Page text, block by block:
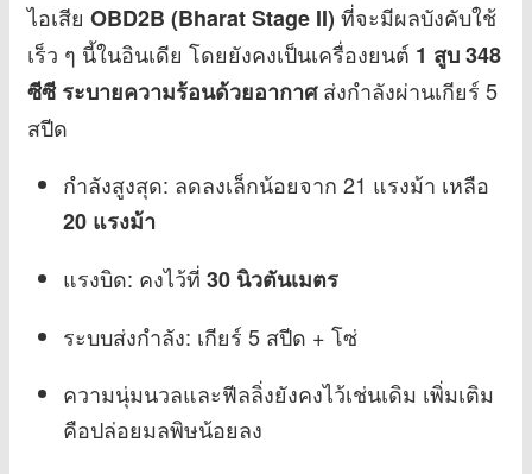
ไอเสีย OBD2B (Bharat Stage II) ที่จะมีผลบังคับใช้
เร็ว ๆ นี้ในอินเดีย โดยยังคงเป็นเครื่องยนต์ 1 สูบ 348
ซีซี ระบายความร้อนด้วยอากาศส่งกำลังผ่านเกียร์ 5
สปีด
กำลังสูงสุด: ลดลงเล็กน้อยจาก 21 แรงม้า เหลือ
20 แรงม้า
แรงบิด: คงไว้ที่ 30 นิวตันเมตร
ระบบส่งกำลัง: เกียร์ 5 สปีด + โซ่
ความนุ่มนวลและฟีลลิ่งยังคงไว้เช่นเดิม เพิ่มเติม
คือปล่อยมลพิษน้อยลง